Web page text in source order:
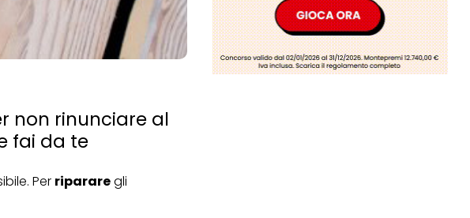
non rinunciare al
fai da te
Per ripararegli